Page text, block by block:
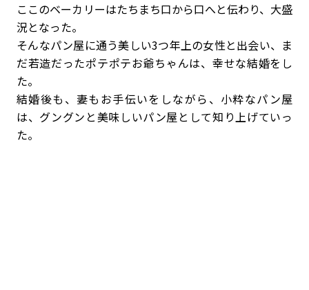
ここのベーカリーはたちまち口から口へと伝わり、大盛
況となった。
そんなパン屋に通う美しい3つ年上の女性と出会い、ま
だ若造だったポテポテお爺ちゃんは、幸せな結婚をし
た。
結婚後も、妻もお手伝いをしながら、小粋なパン屋
は、グングンと美味しいパン屋として知り上げていっ
た。